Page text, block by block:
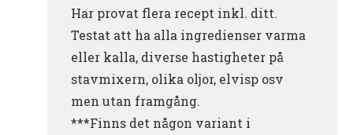
Har provat flera recept inkl. ditt.
Testat att ha alla ingredienser varma
eller kalla, diverse hastigheter på
stavmixern, olika oljor, elvisp osv
men utan framgång.
***Finns det någon variant i